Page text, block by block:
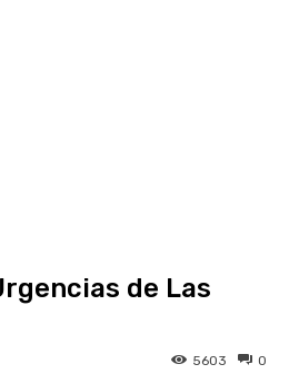
de Las
0
5603